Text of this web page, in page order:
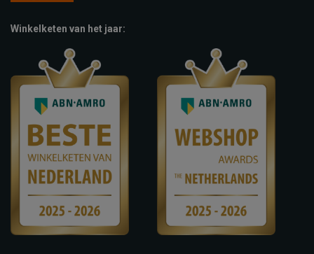
Winkelketen van het jaar: